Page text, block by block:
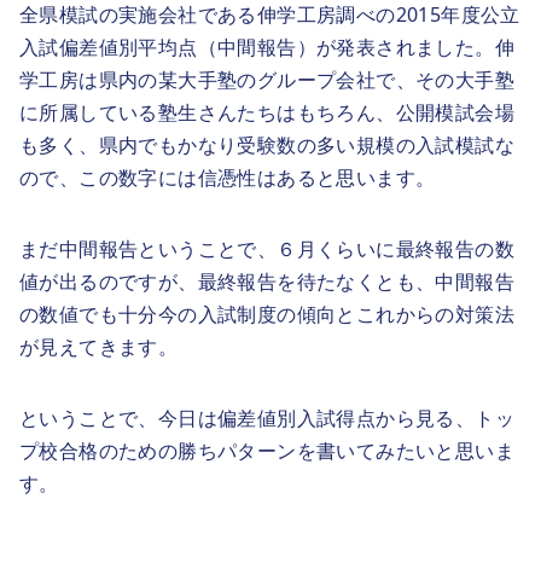
全県模試の実施会社である伸学工房調べの2015年度公立
入試偏差値別平均点（中間報告）が発表されました。伸
学工房は県内の某大手塾のグループ会社で、その大手塾
に所属している塾生さんたちはもちろん、公開模試会場
も多く、県内でもかなり受験数の多い規模の入試模試な
ので、この数字には信憑性はあると思います。
まだ中間報告ということで、６月くらいに最終報告の数
値が出るのですが、最終報告を待たなくとも、中間報告
の数値でも十分今の入試制度の傾向とこれからの対策法
が見えてきます。
ということで、今日は偏差値別入試得点から見る、トッ
プ校合格のための勝ちパターンを書いてみたいと思いま
す。